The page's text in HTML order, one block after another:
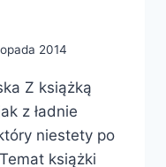
2014
Z książką
z ładnie
niestety po
książki